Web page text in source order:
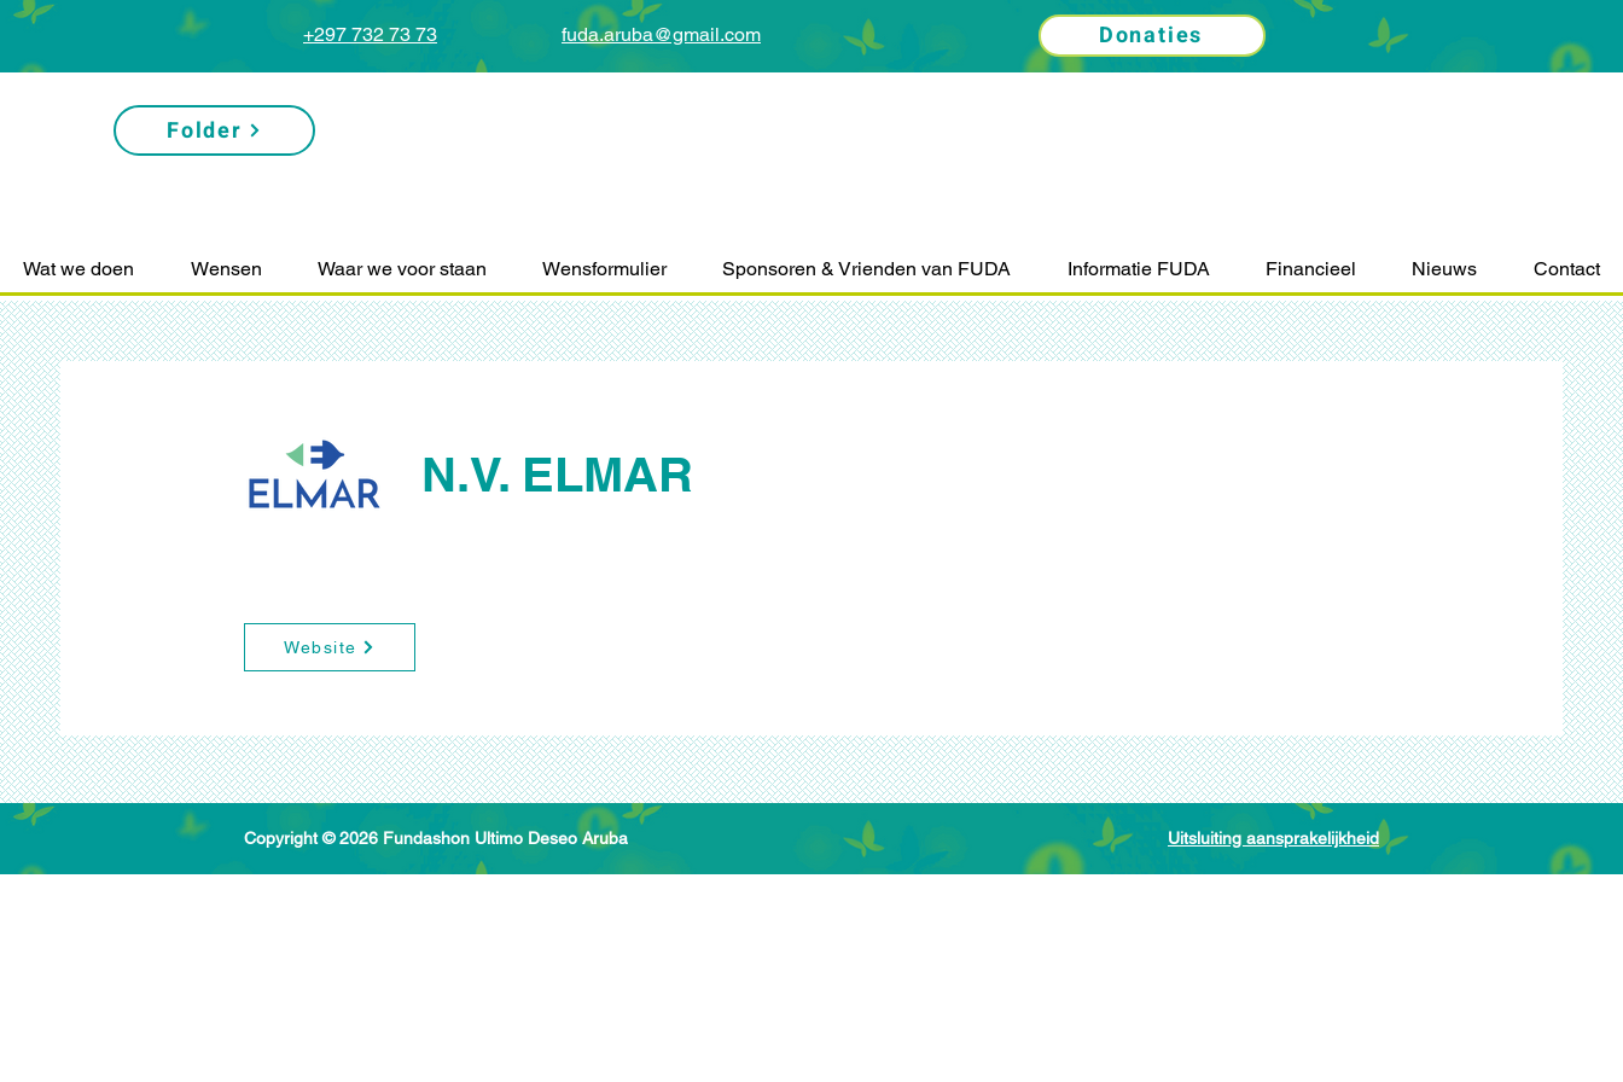
+297 732 73 73 fuda.aruba@gmail.com Donaties
Folder
Wat we doen Wensen Waar we voor staan Wensformulier Sponsoren & Vrienden van FUDA Informatie FUDA Financieel Nieuws Contact
N.V. ELMAR
Website
Copyright © 2026 Fundashon Ultimo Deseo Aruba Uitsluiting aansprakelijkheid